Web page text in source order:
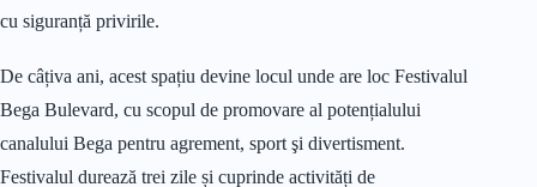
cu siguranță privirile.
De câțiva ani, acest spațiu devine locul unde are loc Festivalul
Bega Bulevard, cu scopul de promovare al potențialului
canalului Bega pentru agrement, sport şi divertisment.
Festivalul durează trei zile și cuprinde activități de